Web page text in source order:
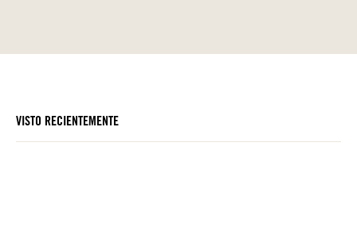
VISTO RECIENTEMENTE